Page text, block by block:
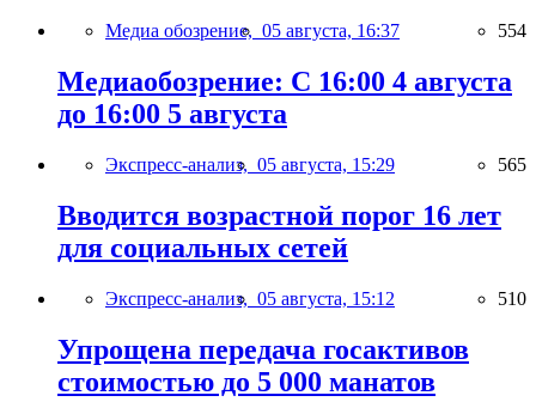
Медиа обозрение, 05 августа, 16:37 554
Медиаобозрение: С 16:00 4 августа
до 16:00 5 августа
Экспресс-анализ, 05 августа, 15:29 565
Вводится возрастной порог 16 лет
для социальных сетей
Экспресс-анализ, 05 августа, 15:12 510
Упрощена передача госактивов
стоимостью до 5 000 манатов